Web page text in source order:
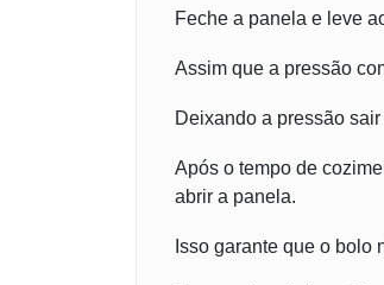
Feche a panela e leve
Assim que a pressão
Deixando a pressão
Após o tempo de
abrir a panela.
Isso garante que o bolo